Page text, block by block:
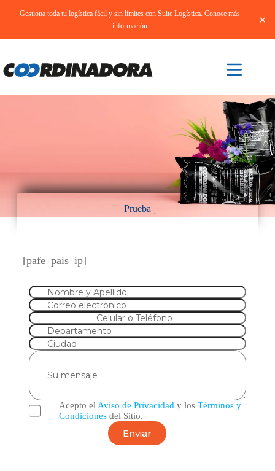
Gestiona toda tu logística fácil y sin límites con Suite Logística. Conoce más
información
×
Prueba
[pafe_pais_ip]
Nombre y Apellido
Correo electrónico
Celular o Teléfono
Departamento
Ciudad
Su mensaje
Acepto el Aviso de Privacidad y los Términos y
Condicionesdel Sitio.
Enviar